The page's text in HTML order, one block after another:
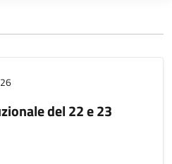
del 22 e 23